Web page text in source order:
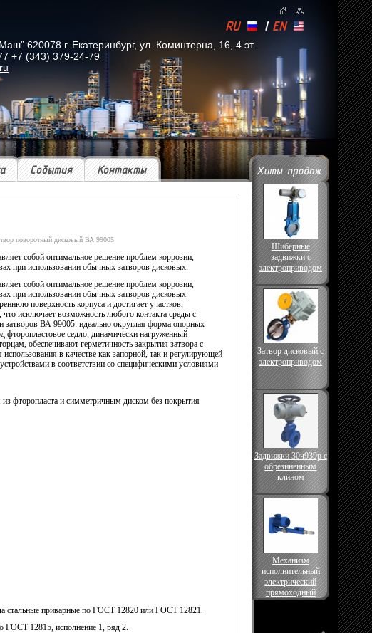
620078 г. Екатеринбург, ул. Коминтерна, 16, 4 эт.
+7 (343) 379-24-79
RU | EN
События Контакты
поворотный дисковый ВА 99005
собой оптимальное решение проблем коррозии,
при использовании обычных затворов дисковых.
собой оптимальное решение проблем коррозии,
при использо­вании обычных затворов дисковых.
поверхность корпуса и достигает участков,
исключает возможность любого кон­такта среды с
затворов ВА 99005: идеально округлая форма опорных
фторопластовое седло, динамически нагруженный
обеспечивают герметичность закрытия затвора с
в качестве как запорной, так и регулирующей
в соот­ветствии со специфическими условиями
фто­ропласта и симметричным диском без покрытия
стальные приварные по ГОСТ 12820 или ГОСТ 12821.
ГОСТ 12815, исполнение 1, ряд 2.
Шиберные
задвижки с
электроприводом
Затвор дисковый с
электроприводом
Задвижки 30ч939р с
обрезиненным
клином
Механизм
исполнительный
электрический
прямоходный